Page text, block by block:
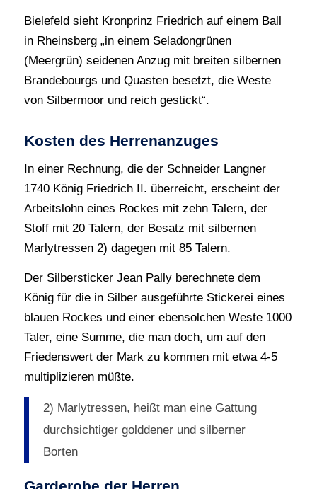
Bielefeld sieht Kronprinz Friedrich auf einem Ball
in Rheinsberg „in einem Seladongrünen
(Meergrün) seidenen Anzug mit breiten silbernen
Brandebourgs und Quasten besetzt, die Weste
von Silbermoor und reich gestickt“.
Kosten des Herrenanzuges
In einer Rechnung, die der Schneider Langner
1740 König Friedrich II. überreicht, erscheint der
Arbeitslohn eines Rockes mit zehn Talern, der
Stoff mit 20 Talern, der Besatz mit silbernen
Marlytressen 2) dagegen mit 85 Talern.
Der Silbersticker Jean Pally berechnete dem
König für die in Silber ausgeführte Stickerei eines
blauen Rockes und einer ebensolchen Weste 1000
Taler, eine Summe, die man doch, um auf den
Friedenswert der Mark zu kommen mit etwa 4-5
multiplizieren müßte.
2) Marlytressen, heißt man eine Gattung
durchsichtiger golddener und silberner
Borten